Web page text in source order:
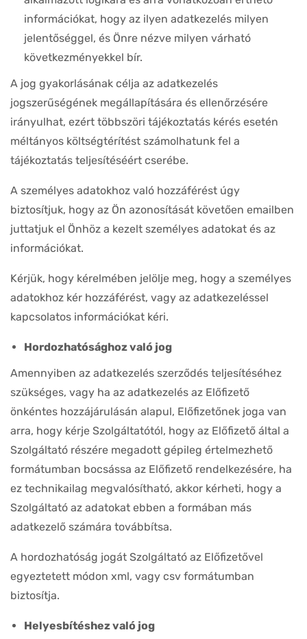
információkat, hogy az ilyen adatkezelés milyen
jelentőséggel, és Önre nézve milyen várható
következményekkel bír.
A jog gyakorlásának célja az adatkezelés
jogszerűségének megállapítására és ellenőrzésére
irányulhat, ezért többszöri tájékoztatás kérés esetén
méltányos költségtérítést számolhatunk fel a
tájékoztatás teljesítéséért cserébe.
A személyes adatokhoz való hozzáférést úgy
biztosítjuk, hogy az Ön azonosítását követően emailben
juttatjuk el Önhöz a kezelt személyes adatokat és az
információkat.
Kérjük, hogy kérelmében jelölje meg, hogy a személyes
adatokhoz kér hozzáférést, vagy az adatkezeléssel
kapcsolatos információkat kéri.
Hordozhatósághoz való jog
Amennyiben az adatkezelés szerződés teljesítéséhez
szükséges, vagy ha az adatkezelés az Előfizető
önkéntes hozzájárulásán alapul, Előfizetőnek joga van
arra, hogy kérje Szolgáltatótól, hogy az Előfizető által a
Szolgáltató részére megadott gépileg értelmezhető
formátumban bocsássa az Előfizető rendelkezésére, ha
ez technikailag megvalósítható, akkor kérheti, hogy a
Szolgáltató az adatokat ebben a formában más
adatkezelő számára továbbítsa.
A hordozhatóság jogát Szolgáltató az Előfizetővel
egyeztetett módon xml, vagy csv formátumban
biztosítja.
Helyesbítéshez való jog